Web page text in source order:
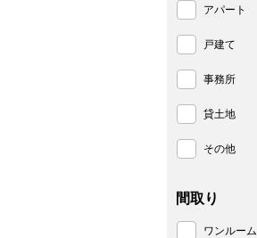
アパート
戸建て
事務所
貸土地
その他
間取り
ワンルーム